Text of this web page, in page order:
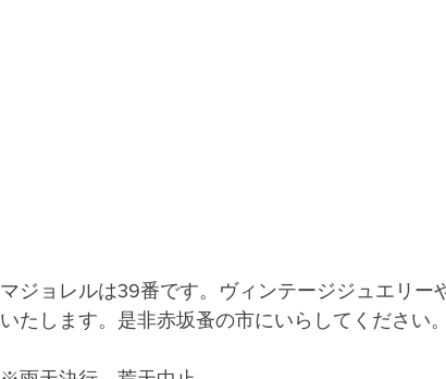
マジョレルは39番です。ヴィンテージジュエリー
いたします。是非赤坂蚤の市にいらしてください。